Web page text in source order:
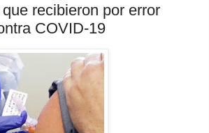
recibieron por error
COVID-19